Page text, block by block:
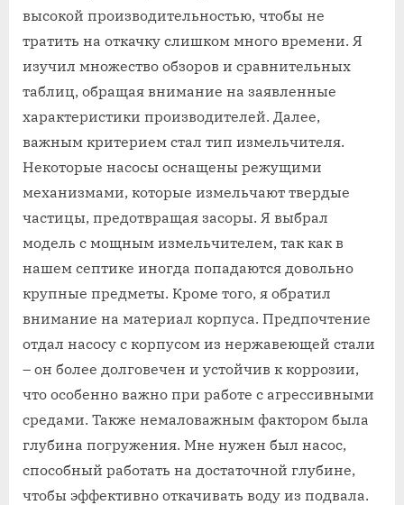
высокой производительностью, чтобы не
тратить на откачку слишком много времени. Я
изучил множество обзоров и сравнительных
таблиц, обращая внимание на заявленные
характеристики производителей. Далее,
важным критерием стал тип измельчителя.
Некоторые насосы оснащены режущими
механизмами, которые измельчают твердые
частицы, предотвращая засоры. Я выбрал
модель с мощным измельчителем, так как в
нашем септике иногда попадаются довольно
крупные предметы. Кроме того, я обратил
внимание на материал корпуса. Предпочтение
отдал насосу с корпусом из нержавеющей стали
– он более долговечен и устойчив к коррозии,
что особенно важно при работе с агрессивными
средами. Также немаловажным фактором была
глубина погружения. Мне нужен был насос,
способный работать на достаточной глубине,
чтобы эффективно откачивать воду из подвала.